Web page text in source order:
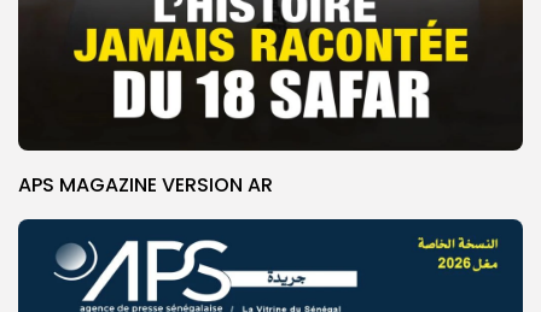
APS MAGAZINE VERSION AR